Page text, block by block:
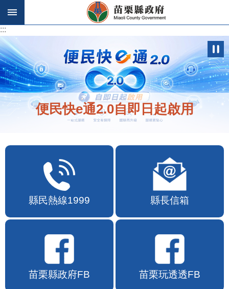
跳到主要內容區塊
:::
:::
便民快e通2.0自即日起啟用
縣民熱線1999 縣長信箱
苗栗縣政府FB 苗栗玩透透FB